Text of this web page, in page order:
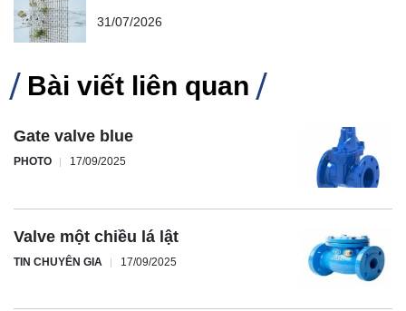
31/07/2026
Bài viết liên quan
Gate valve blue
PHOTO 17/09/2025
Valve một chiều lá lật
TIN CHUYÊN GIA 17/09/2025